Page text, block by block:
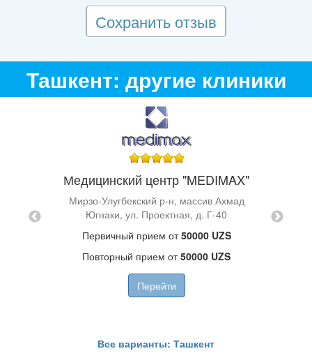
Сохранить отзыв
Ташкент: другие клиники
Медицинский центр "MEDIMAX"
Мирзо-Улугбекский р-н, массив Ахмад
Югнаки, ул. Проектная, д. Г-40
Первичный прием от50000 UZS
Повторный прием от50000 UZS
Перейти
Все варианты: Ташкент